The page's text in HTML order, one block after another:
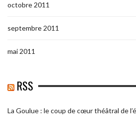
octobre 2011
septembre 2011
mai 2011
RSS
La Goulue : le coup de cœur théâtral de